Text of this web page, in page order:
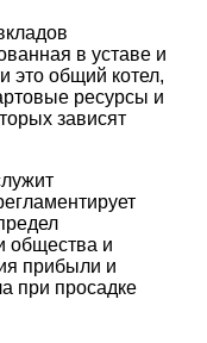
в уставе и
это общий котел,
ресурсы и
зависят
общества и
прибыли и
при просадке